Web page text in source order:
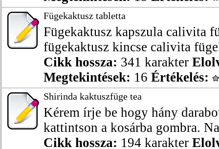
Fügekaktusz tabletta
Fügekaktusz kapszula calivita
fügekaktusz kincse calivita
Cikk hossza: 341 karakter
Megtekintések: 16 Értékelés:
Shirinda kaktuszfüge tea
Kérem írje be hogy hány
kattintson a kosárba gombra.
Cikk hossza: 194 karakter